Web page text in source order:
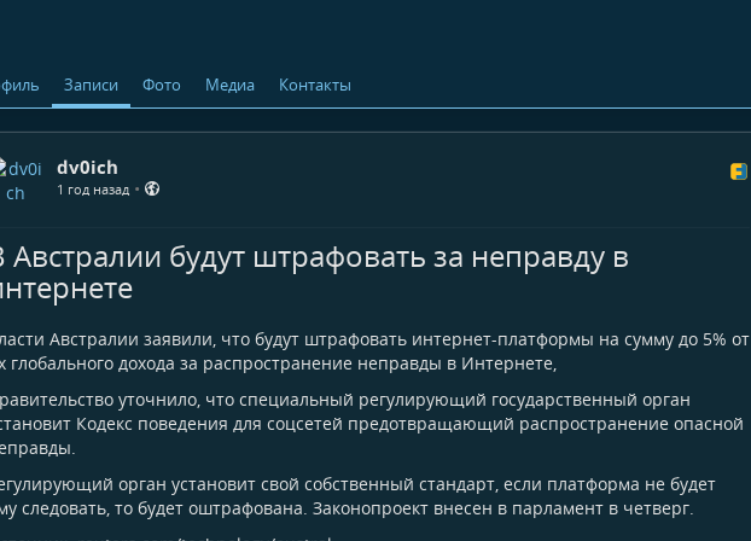
Записи Фото Медиа Контакты
dv0ich
1 год назад •
Австралии будут штрафовать за неправду в
Австралии заявили, что будут штрафовать интернет-платформы на сумму до 5% от
глобального дохода за распространение неправды в Интернете,
уточнило, что специальный регулирующий государственный орган
Кодекс поведения для соцсетей предотвращающий распространение опасной
орган установит свой собственный стандарт, если платформа не будет
следовать, то будет оштрафована. Законопроект внесен в парламент в четверг.